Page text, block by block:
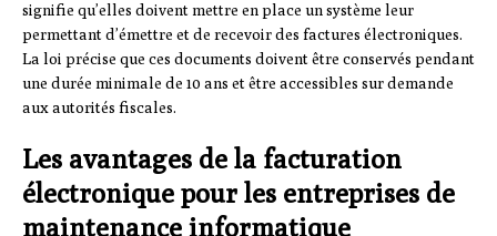
signifie qu’elles doivent mettre en place un système leur
permettant d’émettre et de recevoir des factures électroniques.
La loi précise que ces documents doivent être conservés pendant
une durée minimale de 10 ans et être accessibles sur demande
aux autorités fiscales.
Les avantages de la facturation
électronique pour les entreprises de
maintenance informatique